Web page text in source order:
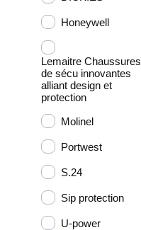
Honeywell
Lemaitre Chaussures
de sécu innovantes
alliant design et
protection
Molinel
Portwest
S.24
Sip protection
U-power